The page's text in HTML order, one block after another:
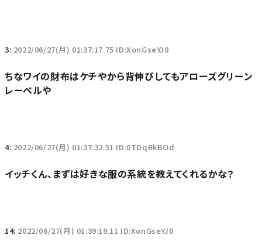
3: 2022/06/27(月) 01:37:17.75 ID:XonGseYJ0
ちなワイの財布はケチやから背伸びしてもアローズグリーン
レーベルや
4: 2022/06/27(月) 01:37:32.51 ID:0TDqRkBOd
イッチくん、まずは好きな服の系統を教えてくれるかな？
14: 2022/06/27(月) 01:39:19.11 ID:XonGseYJ0